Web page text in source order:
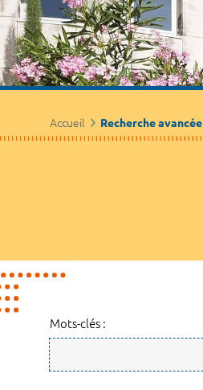
Accueil Recherche avancée
Mots-clés :